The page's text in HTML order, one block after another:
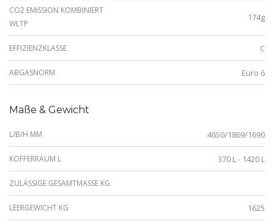
CO2 EMISSION KOMBINIERT
WLTP
174g
EFFIZIENZKLASSE C
ABGASNORM Euro 6
Maße & Gewicht
L/B/H MM 4650/1869/1690
KOFFERRAUM L 370 L - 1420 L
ZULÄSSIGE GESAMTMASSE KG
LEERGEWICHT KG 1625